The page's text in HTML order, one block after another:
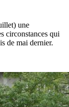
une
circonstances qui
de mai dernier.